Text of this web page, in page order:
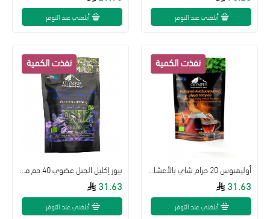
أبلغني عند التوفر أبلغني عند التوفر
31.63
أبلغني عند التوفر
31.63
أبلغني عند التوفر